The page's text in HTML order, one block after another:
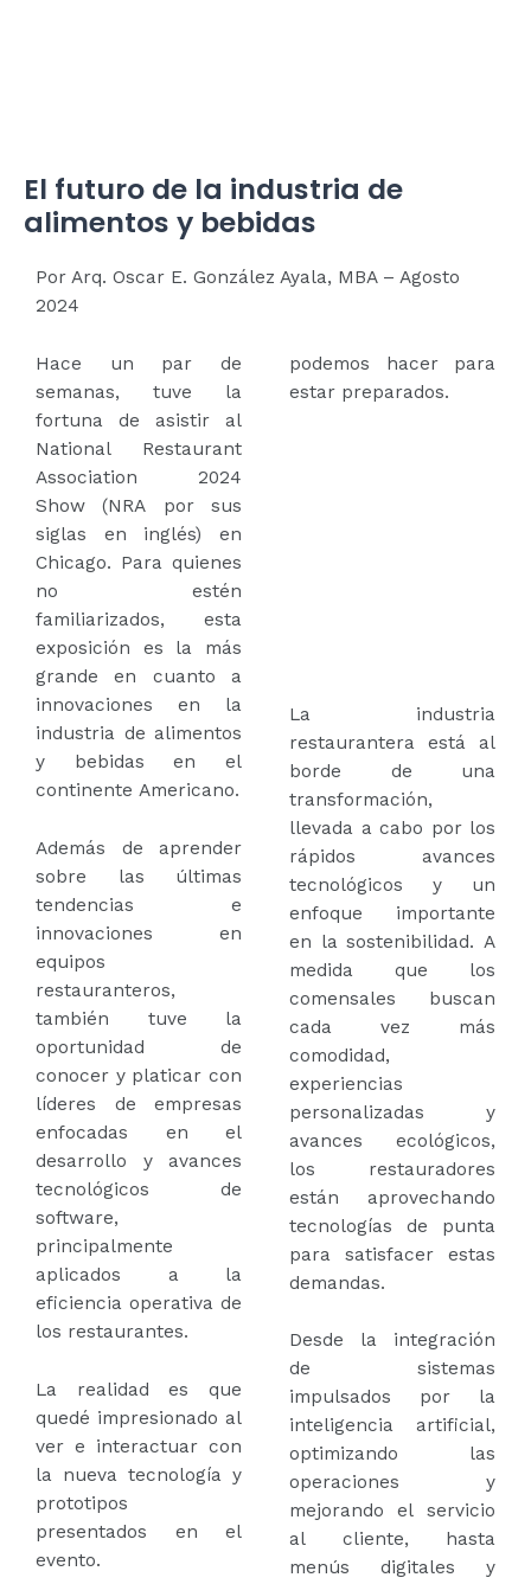
El futuro de la industria de
alimentos y bebidas
Por Arq. Oscar E. González Ayala, MBA – Agosto
2024
Hace un par de
semanas, tuve la
fortuna de asistir al
National Restaurant
Association 2024
Show (NRA por sus
siglas en inglés) en
Chicago. Para quienes
no estén
familiarizados, esta
exposición es la más
grande en cuanto a
innovaciones en la
industria de alimentos
y bebidas en el
continente Americano.
Además de aprender
sobre las últimas
tendencias e
innovaciones en
equipos
restauranteros,
también tuve la
oportunidad de
conocer y platicar con
líderes de empresas
enfocadas en el
desarrollo y avances
tecnológicos de
software,
principalmente
aplicados a la
eficiencia operativa de
los restaurantes.
La realidad es que
quedé impresionado al
ver e interactuar con
la nueva tecnología y
prototipos
presentados en el
evento.
podemos hacer para
estar preparados.
La industria
restaurantera está al
borde de una
transformación,
llevada a cabo por los
rápidos avances
tecnológicos y un
enfoque importante
en la sostenibilidad. A
medida que los
comensales buscan
cada vez más
comodidad,
experiencias
personalizadas y
avances ecológicos,
los restauradores
están aprovechando
tecnologías de punta
para satisfacer estas
demandas.
Desde la integración
de sistemas
impulsados por la
inteligencia artificial,
optimizando las
operaciones y
mejorando el servicio
al cliente, hasta
menús digitales y